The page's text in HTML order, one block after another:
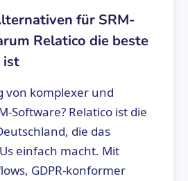
für SRM-
Relatico die beste
ist
von komplexer und
Software? Relatico ist die
die das
einfach macht. Mit
GDPR-konformer